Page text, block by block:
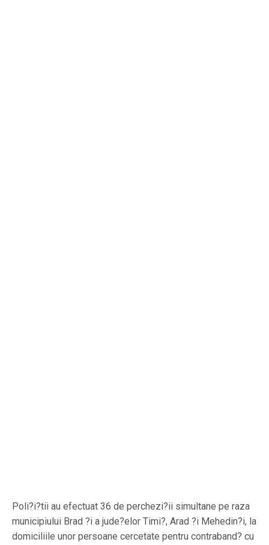
Poli?i?tii au efectuat 36 de perchezi?ii simultane pe raza
municipiului Brad ?i a jude?elor Timi?, Arad ?i Mehedin?i, la
domiciliile unor persoane cercetate pentru contraband? cu